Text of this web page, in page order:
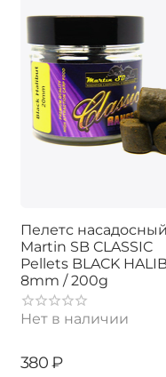
Пелетс насадосный
Martin SB CLASSIC
Pellets BLACK
8mm / 200g
Нет в наличии
‍380‍ ₽